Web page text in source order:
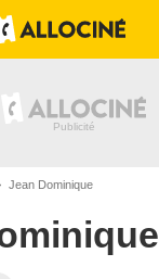
Jean Dominique